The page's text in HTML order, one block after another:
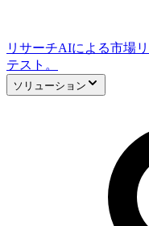
リサーチAIによる市場
テスト。
ソリューション